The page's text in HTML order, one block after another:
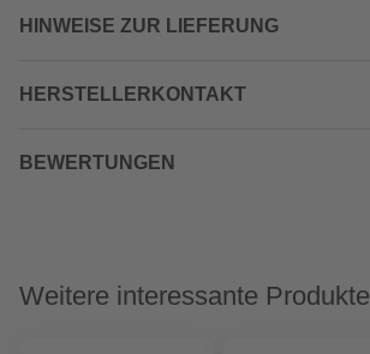
HINWEISE ZUR LIEFERUNG
HERSTELLERKONTAKT
BEWERTUNGEN
Weitere interessante Produkte